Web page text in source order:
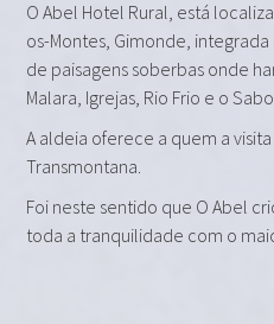
O Abel Hotel Rural, está
os-Montes, Gimonde,
de paisagens soberbas onde
Malara, Igrejas, Rio Frio e o
A aldeia oferece a quem a
Transmontana.
Foi neste sentido que O Abel
toda a tranquilidade com o